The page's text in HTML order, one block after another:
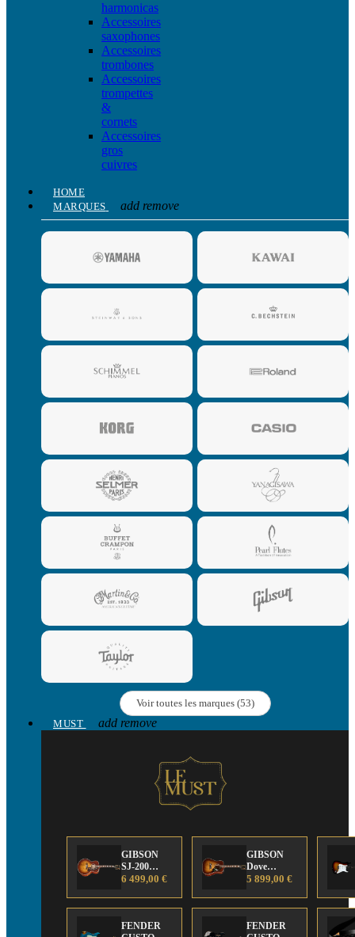
harmonicas
Accessoires
saxophones
Accessoires
trombones
Accessoires
trompettes
&
cornets
Accessoires
gros
cuivres
HOME
MARQUES
add remove
Voir toutes les marques (53)
MUST
add remove
GIBSON
SJ-200
Anniversary
Edition
6 499,00 €
GIBSON
Dove
Anniversary
Edition
5 899,00 €
FENDER
FENDER